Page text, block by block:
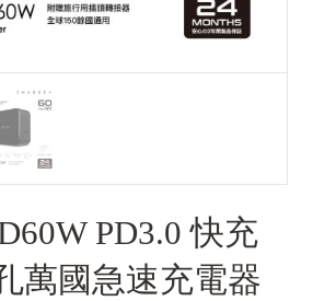
PD3.0 快充
萬國急速充電器